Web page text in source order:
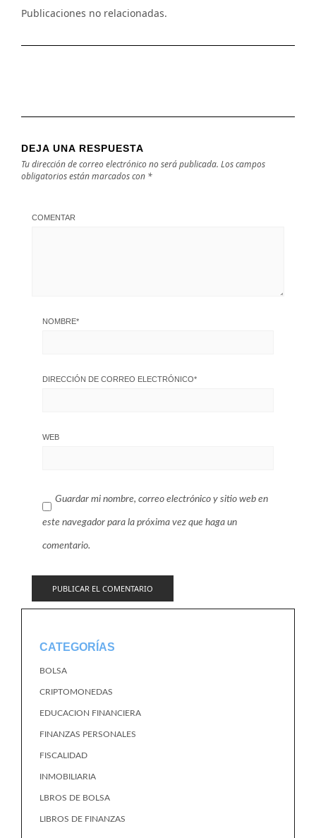
Publicaciones no relacionadas.
DEJA UNA RESPUESTA
Tu dirección de correo electrónico no será publicada. Los campos
obligatorios están marcados con *
COMENTAR
NOMBRE*
DIRECCIÓN DE CORREO ELECTRÓNICO*
WEB
Guardar mi nombre, correo electrónico y sitio web en
este navegador para la próxima vez que haga un
comentario.
CATEGORÍAS
BOLSA
CRIPTOMONEDAS
EDUCACION FINANCIERA
FINANZAS PERSONALES
FISCALIDAD
INMOBILIARIA
LBROS DE BOLSA
LIBROS DE FINANZAS